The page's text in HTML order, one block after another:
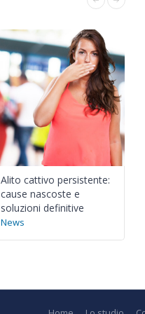
Alito cattivo persistente:
cause nascoste e
soluzioni definitive
News